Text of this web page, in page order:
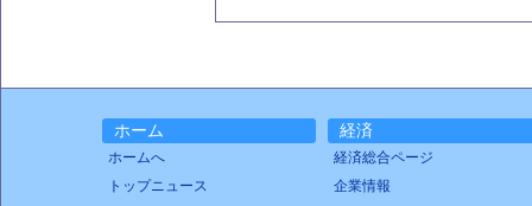
ホーム
ホームへ
トップニュース
経済
経済総合ページ
企業情報